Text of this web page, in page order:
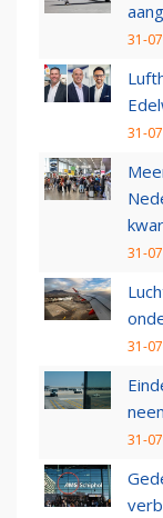
31-
31-
31-
31-
31-